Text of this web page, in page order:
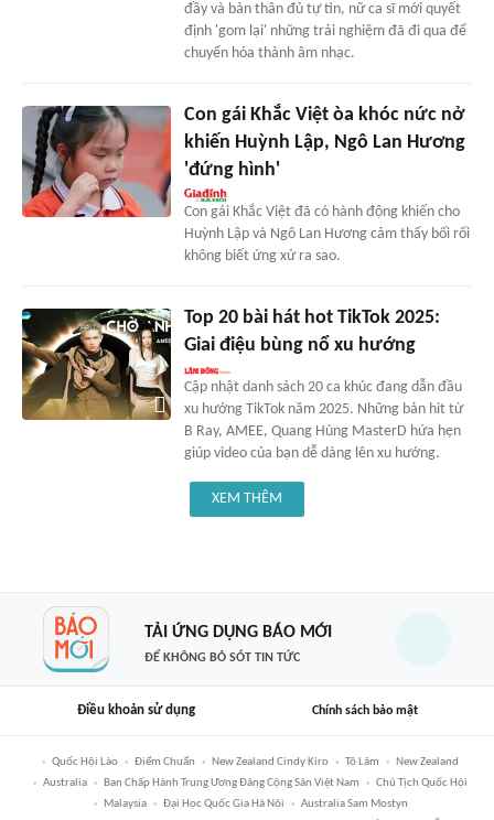
đầy và bản thân đủ tự tin, nữ ca sĩ mới quyết
định 'gom lại' những trải nghiệm đã đi qua để
chuyển hóa thành âm nhạc.
Con gái Khắc Việt òa khóc nức nở
khiến Huỳnh Lập, Ngô Lan Hương
'đứng hình'
Con gái Khắc Việt đã có hành động khiến cho
Huỳnh Lập và Ngô Lan Hương cảm thấy bối rối
không biết ứng xử ra sao.
Top 20 bài hát hot TikTok 2025:
Giai điệu bùng nổ xu hướng
Cập nhật danh sách 20 ca khúc đang dẫn đầu
xu hướng TikTok năm 2025. Những bản hit từ
B Ray, AMEE, Quang Hùng MasterD hứa hẹn
giúp video của bạn dễ dàng lên xu hướng.
XEM THÊM
TẢI ỨNG DỤNG BÁO MỚI
ĐỂ KHÔNG BỎ SÓT TIN TỨC
Điều khoản sử dụng Chính sách bảo mật
Quốc Hội Lào Điểm Chuẩn New Zealand Cindy Kiro Tô Lâm
New Zealand
Australia
Ban Chấp Hành Trung Ương Đảng Cộng Sản Việt Nam
Chủ Tịch Quốc Hội
Malaysia
Đại Học Quốc Gia Hà Nội
Australia Sam Mostyn